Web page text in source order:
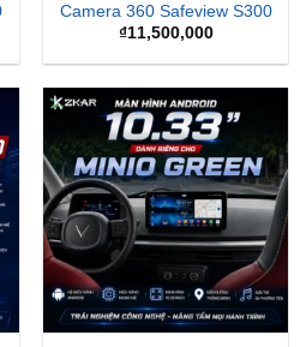
Camera 360 Safeview S300
₫11,500,000